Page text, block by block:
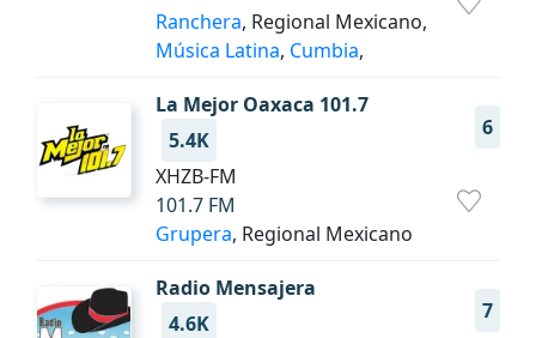
Ranchera, Regional Mexicano,
Música Latina, Cumbia,
La Mejor Oaxaca 101.7
6
5.4K
XHZB-FM
101.7 FM
Grupera, Regional Mexicano
Radio Mensajera
7
4.6K